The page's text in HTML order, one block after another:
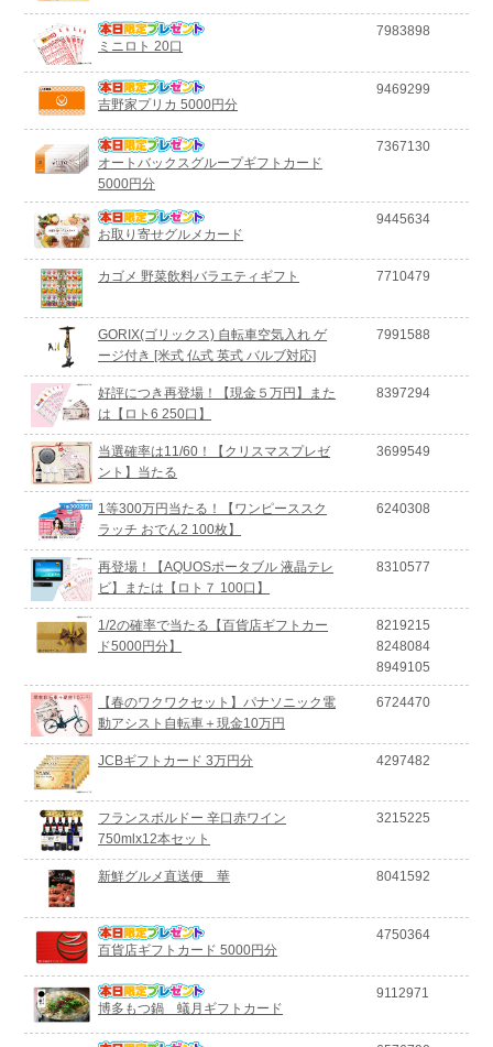
ミニロト 20口
7983898
吉野家プリカ 5000円分
9469299
オートバックスグループギフトカード
5000円分
7367130
お取り寄せグルメカード
9445634
カゴメ 野菜飲料バラエティギフト 7710479
GORIX(ゴリックス) 自転車空気入れ ゲ
ージ付き [米式 仏式 英式 バルブ対応]
7991588
好評につき再登場！【現金５万円】また
は【ロト6 250口】
8397294
当選確率は11/60！【クリスマスプレゼ
ント】当たる
3699549
1等300万円当たる！【ワンピーススク
ラッチ おでん2 100枚】
6240308
再登場！【AQUOSポータブル 液晶テレ
ビ】または【ロト７ 100口】
8310577
1/2の確率で当たる【百貨店ギフトカー
ド5000円分】
8219215
8248084
8949105
【春のワクワクセット】パナソニック電
動アシスト自転車＋現金10万円
6724470
JCBギフトカード 3万円分 4297482
フランスボルドー 辛口赤ワイン
750mlx12本セット
3215225
新鮮グルメ直送便 華 8041592
百貨店ギフトカード 5000円分
4750364
博多もつ鍋 蟻月ギフトカード
9112971